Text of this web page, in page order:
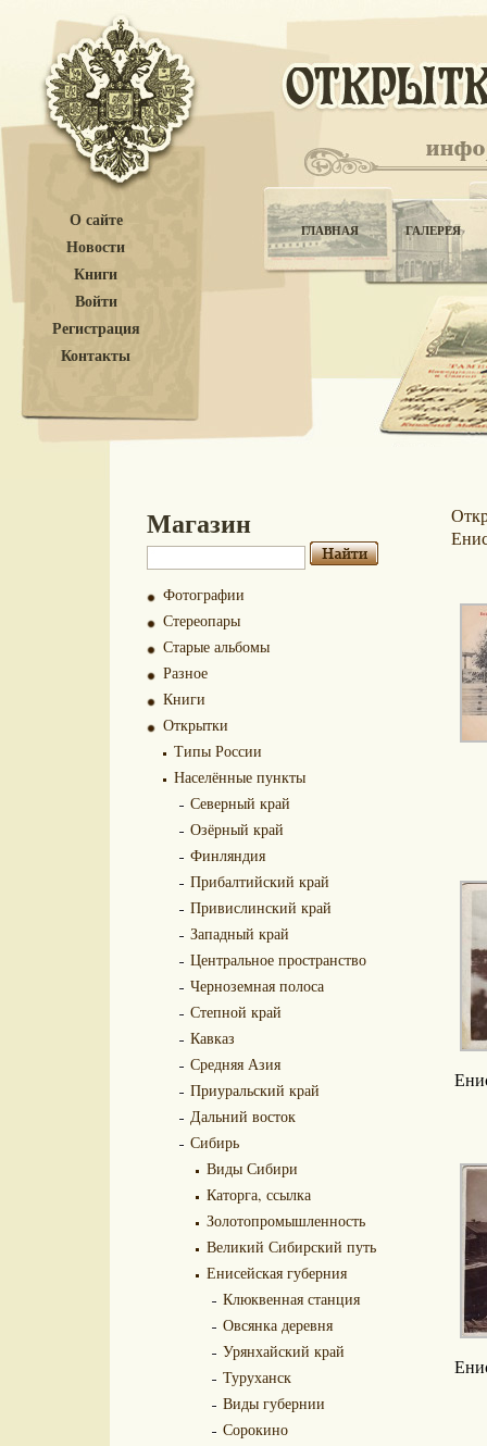
О сайте
Новости
Книги
Войти
Регистрация
Контакты
ГЛАВНАЯ ГАЛЕРЕЯ
Магазин
Фотографии
Стереопары
Старые альбомы
Разное
Книги
Открытки
Типы России
Населённые пункты
Северный край
Озёрный край
Финляндия
Прибалтийский край
Привислинский край
Западный край
Центральное пространство
Черноземная полоса
Степной край
Кавказ
Средняя Азия
Приуральский край
Дальний восток
Сибирь
Виды Сибири
Каторга, ссылка
Золотопромышленность
Великий Сибирский путь
Енисейская губерния
Клюквенная станция
Овсянка деревня
Урянхайский край
Туруханск
Виды губернии
Сорокино